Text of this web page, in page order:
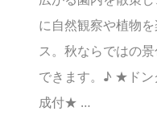
に自然観察や植物
ス。秋ならではの
できます。♪ ★ドン
成付★ …